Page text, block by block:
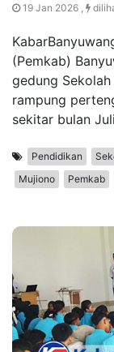
19 Jan 2026 ,
(Pemkab)
gedung
rampung
sekitar bulan
Pendidikan
Mujiono
Pemkab